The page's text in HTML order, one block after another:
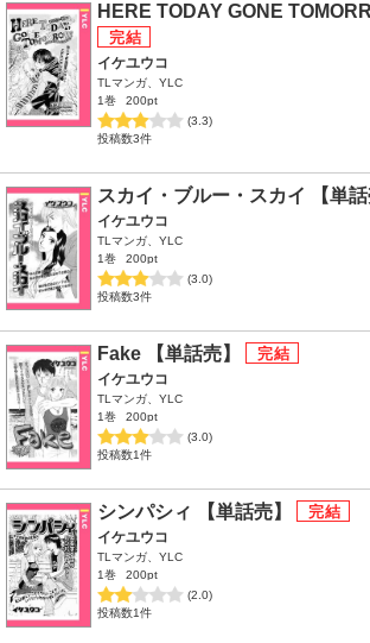
HERE TODAY GONE
イケユウコ
TLマンガ、YLC
1巻
200pt
(3.3)
投稿数3件
スカイ・ブルー・スカイ 【単話
イケユウコ
TLマンガ、YLC
1巻
200pt
(3.0)
投稿数3件
Fake 【単話売】
イケユウコ
TLマンガ、YLC
1巻
200pt
(3.0)
投稿数1件
シンパシィ 【単話売】
イケユウコ
TLマンガ、YLC
1巻
200pt
(2.0)
投稿数1件